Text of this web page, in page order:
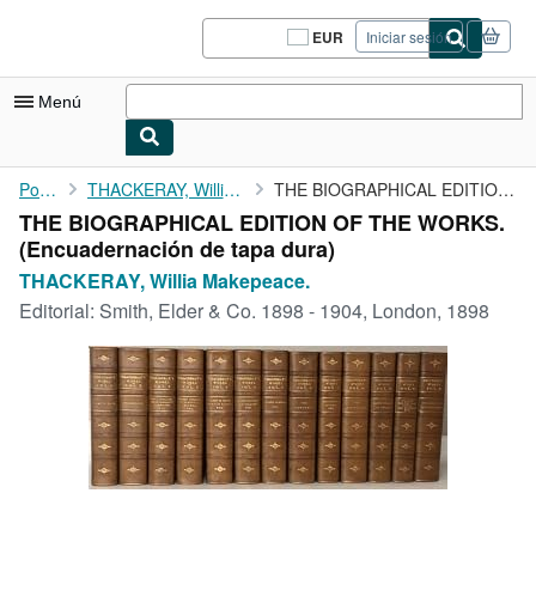
Pasar al contenido principal
EUR
Preferencias
de
del
Iniciar sesión
Menú
Mi cuenta
Consultar mis pedidos
Cerrar sesión
Búsqueda avanzada
Colecciones
Libros antiguos
Arte y coleccionismo
Vendedores
Portada THACKERAY, Willia Makepeace. THE BIOGRAPHICAL EDITION OF THE WORKS.
THE BIOGRAPHICAL EDITION OF THE WORKS.
(Encuadernación de tapa dura)
THACKERAY, Willia Makepeace.
Editorial: Smith, Elder & Co. 1898 - 1904, London, 1898